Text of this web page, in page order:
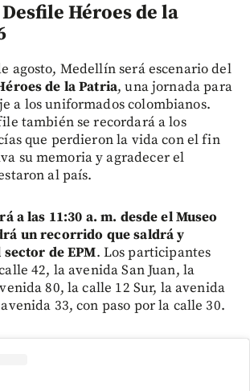
Héroes de la
agosto, Medellín será escenario del
de la Patria, una jornada para
a los uniformados colombianos.
también se recordará a los
que perdieron la vida con el fin
su memoria y agradecer el
al país.
a las 11:30 a. m. desde el Museo
un recorrido que saldrá y
de EPM. Los participantes
42, la avenida San Juan, la
80, la calle 12 Sur, la avenida
33, con paso por la calle 30.